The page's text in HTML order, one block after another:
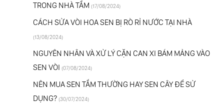
TRONG NHÀ TẮM (17/08/2024)
CÁCH SỬA VÒI HOA SEN BỊ RÒ RỈ NƯỚC TẠI NHÀ
(13/08/2024)
NGUYÊN NHÂN VÀ XỬ LÝ CẶN CAN XI BÁM MẢNG VÀO
SEN VÒI (07/08/2024)
NÊN MUA SEN TẮM THƯỜNG HAY SEN CÂY ĐỂ SỬ
DỤNG? (30/07/2024)